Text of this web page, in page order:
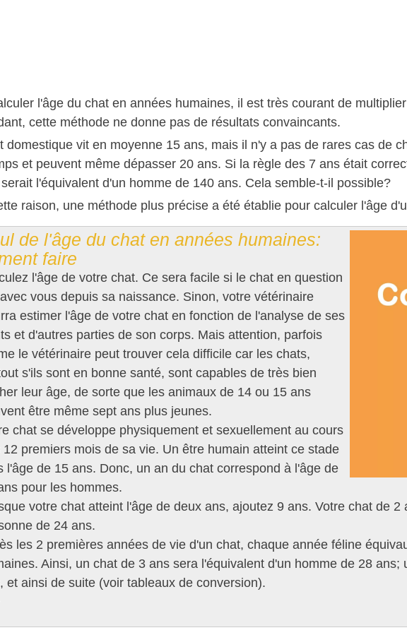
l'âge du chat en années humaines, il est très courant de
cette méthode ne donne pas de résultats convaincants.
domestique vit en moyenne 15 ans, mais il n'y a pas de rares cas de
et peuvent même dépasser 20 ans. Si la règle des 7 ans était
l'équivalent d'un homme de 140 ans. Cela semble-t-il possible?
raison, une méthode plus précise a été établie pour calculer l'âge
de l'âge du chat en années humaines:
faire
l'âge de votre chat. Ce sera facile si le chat en question
vous depuis sa naissance. Sinon, votre vétérinaire
estimer l'âge de votre chat en fonction de l'analyse de ses
et d'autres parties de son corps. Mais attention, parfois
le vétérinaire peut trouver cela difficile car les chats,
s'ils sont en bonne santé, sont capables de très bien
leur âge, de sorte que les animaux de 14 ou 15 ans
être même sept ans plus jeunes.
chat se développe physiquement et sexuellement au cours
12 premiers mois de sa vie. Un être humain atteint ce stade
l'âge de 15 ans. Donc, un an du chat correspond à l'âge de
pour les hommes.
votre chat atteint l'âge de deux ans, ajoutez 9 ans. Votre chat de 2
de 24 ans.
les 2 premières années de vie d'un chat, chaque année féline
Ainsi, un chat de 3 ans sera l'équivalent d'un homme de 28
et ainsi de suite (voir tableaux de conversion).